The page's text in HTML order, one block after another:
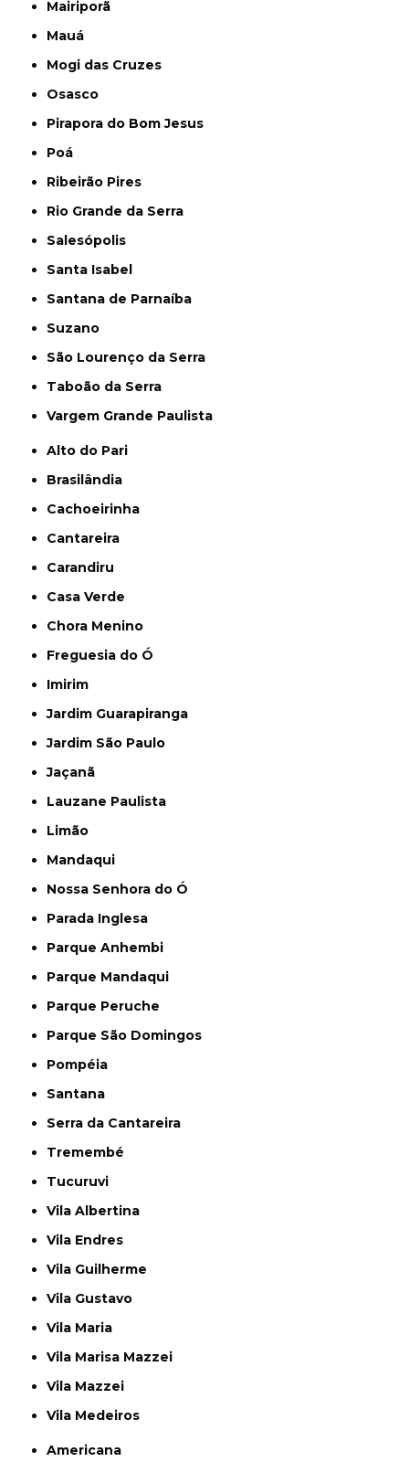
Mairiporã
Mauá
Mogi das Cruzes
Osasco
Pirapora do Bom Jesus
Poá
Ribeirão Pires
Rio Grande da Serra
Salesópolis
Santa Isabel
Santana de Parnaíba
Suzano
São Lourenço da Serra
Taboão da Serra
Vargem Grande Paulista
Alto do Pari
Brasilândia
Cachoeirinha
Cantareira
Carandiru
Casa Verde
Chora Menino
Freguesia do Ó
Imirim
Jardim Guarapiranga
Jardim São Paulo
Jaçanã
Lauzane Paulista
Limão
Mandaqui
Nossa Senhora do Ó
Parada Inglesa
Parque Anhembi
Parque Mandaqui
Parque Peruche
Parque São Domingos
Pompéia
Santana
Serra da Cantareira
Tremembé
Tucuruvi
Vila Albertina
Vila Endres
Vila Guilherme
Vila Gustavo
Vila Maria
Vila Marisa Mazzei
Vila Mazzei
Vila Medeiros
Americana